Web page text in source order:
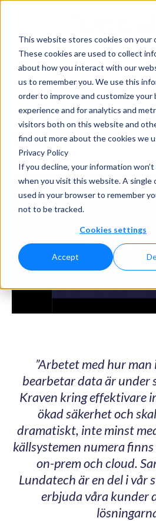
This website stores cookies on your
These cookies are used to collect
about how you interact with our
us to remember you. We use this
order to improve and customize your
experience and for analytics and
visitors both on this website and
find out more about the cookies we
Privacy Policy
If you decline, your information
when you visit this website. A single
used in your browser to remember
not to be tracked.
Cookies settings
Accept
Arbetet
integrerar
under stark
”Arbetet med hur
bearbetar data är under
Kraven kring effektivare
ökad säkerhet och
dramatiskt, inte minst
källsystemen numera
on-prem och cloud.
Lundatech är en del i vår
erbjuda våra kunder